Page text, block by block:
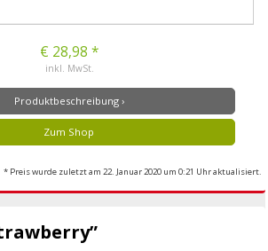
€ 28,98 *
inkl. MwSt.
Produktbeschreibung ›
Zum Shop
* Preis wurde zuletzt am 22. Januar 2020 um 0:21 Uhr aktualisiert.